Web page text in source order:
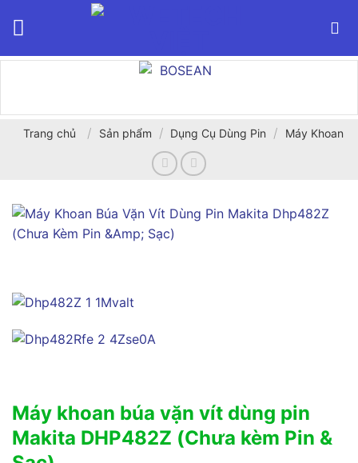
Trang chủ / Sản phẩm / Dụng Cụ Dùng Pin / Máy Khoan
Máy khoan búa vặn vít dùng pin
Makita DHP482Z (Chưa kèm Pin &